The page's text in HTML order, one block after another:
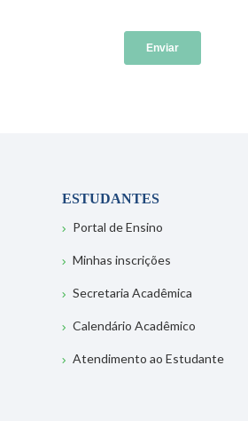
ESTUDANTES
Portal de Ensino
Minhas inscrições
Secretaria Acadêmica
Calendário Acadêmico
Atendimento ao Estudante